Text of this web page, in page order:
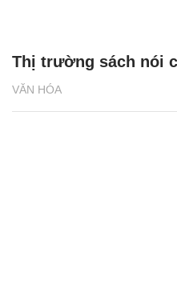
VĂN HÓA
Thị trường sách nói